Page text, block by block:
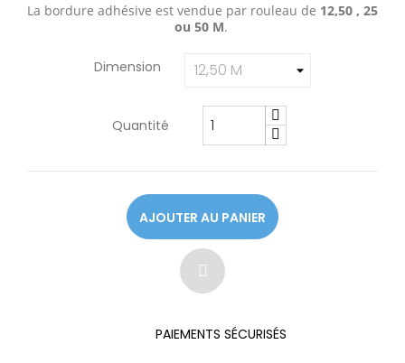
La bordure adhésive est vendue par rouleau de 12,50 , 25
ou 50 M.
Dimension
Quantité
AJOUTER AU PANIER
PAIEMENTS SÉCURISÉS